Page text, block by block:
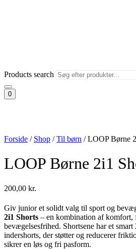
Products search
0
Forside / Shop /Til børn /LOOP Børne
LOOP Børne 2i1
200,00 kr.
Giv junior et solidt valg til sport og
2i1 Shorts – en kombination af komfort,
bevægelsesfrihed. Shortsene har et smart
indershorts, der støtter og reducerer
sikrer en løs og fri pasform.